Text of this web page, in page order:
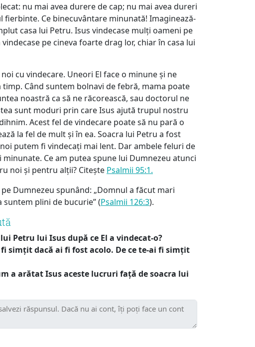
nu mai avea durere de cap; nu mai avea dureri
fierbinte. Ce binecuvântare minunată! Imaginează-
casa lui Petru. Isus vindecase mulți oameni pe
pe cineva foarte drag lor, chiar în casa lui
cu vindecare. Uneori El face o minune și ne
Când suntem bolnavi de febră, mama poate
noastră ca să ne răcorească, sau doctorul ne
sunt moduri prin care Isus ajută trupul nostru
Acest fel de vindecare poate să nu pară o
la fel de mult și în ea. Soacra lui Petru a fost
putem fi vindecați mai lent. Dar ambele feluri de
Ce am putea spune lui Dumnezeu atunci
noi și pentru alții? Citește Psalmii 95:1.
Dumnezeu spunând: „Domnul a făcut mari
plini de bucurie” (Psalmii 126:3).
lui Petru lui Isus după ce El a vindecat-o?
simțit dacă ai fi fost acolo. De ce te-ai fi simțit
a arătat Isus aceste lucruri față de soacra lui